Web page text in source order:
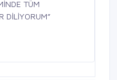
TÜM
DİLİYORUM”